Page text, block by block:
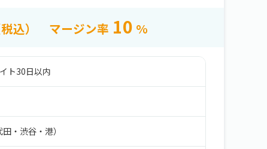
込） マージン率 10 %
ト30日以内
・渋谷・港）